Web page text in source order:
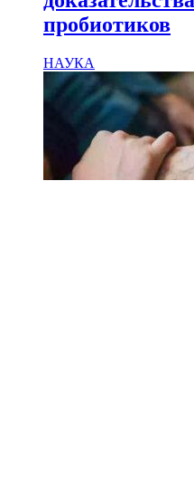
пробиотиков
НАУКА